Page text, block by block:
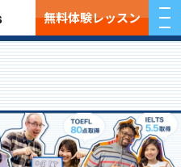
無料体験レッスン